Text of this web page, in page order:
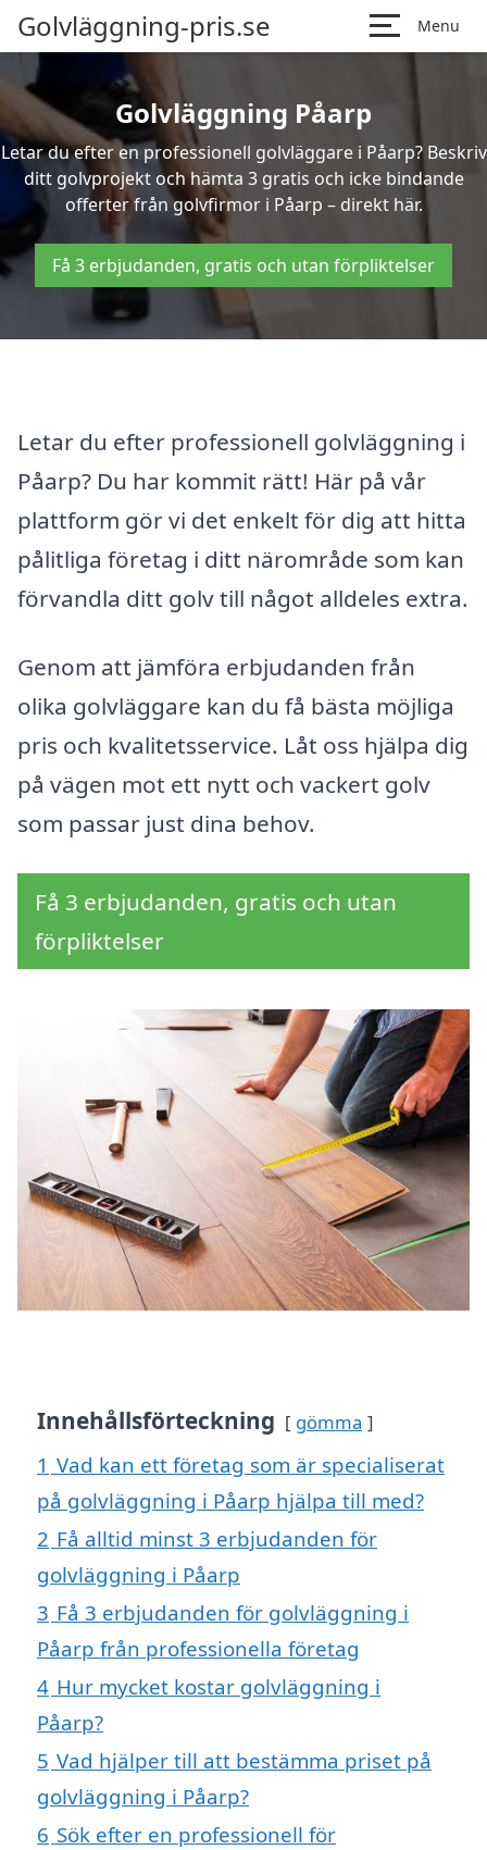
Golvläggning-pris.se Menu
Golvläggning Påarp
Letar du efter en professionell golvläggare i Påarp? Beskriv
ditt golvprojekt och hämta 3 gratis och icke bindande
offerter från golvfirmor i Påarp – direkt här.
Få 3 erbjudanden, gratis och utan förpliktelser
Letar du efter professionell golvläggning i
Påarp? Du har kommit rätt! Här på vår
plattform gör vi det enkelt för dig att hitta
pålitliga företag i ditt närområde som kan
förvandla ditt golv till något alldeles extra.
Genom att jämföra erbjudanden från
olika golvläggare kan du få bästa möjliga
pris och kvalitetsservice. Låt oss hjälpa dig
på vägen mot ett nytt och vackert golv
som passar just dina behov.
Få 3 erbjudanden, gratis och utan
förpliktelser
Innehållsförteckning gömma
1 Vad kan ett företag som är specialiserat
på golvläggning i Påarp hjälpa till med?
2 Få alltid minst 3 erbjudanden för
golvläggning i Påarp
3 Få 3 erbjudanden för golvläggning i
Påarp från professionella företag
4 Hur mycket kostar golvläggning i
Påarp?
5 Vad hjälper till att bestämma priset på
golvläggning i Påarp?
6 Sök efter en professionell för